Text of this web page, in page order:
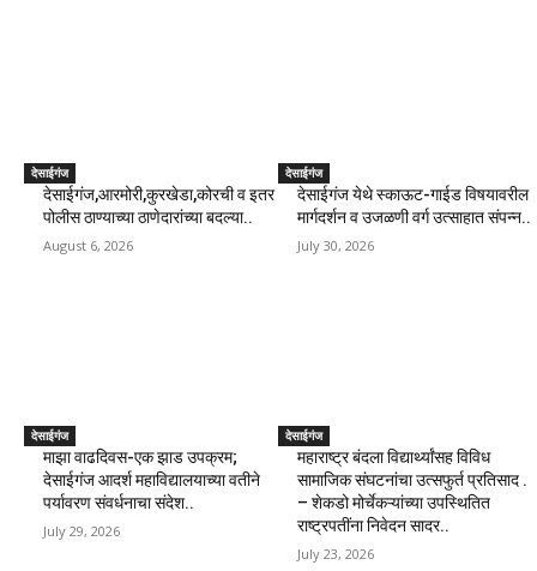
देसाईगंज
देसाईगंज,आरमोरी,कुरखेडा,कोरची व इतर
पोलीस ठाण्याच्या ठाणेदारांच्या बदल्या..
August 6, 2026
देसाईगंज
देसाईगंज येथे स्काऊट-गाईड विषयावरील
मार्गदर्शन व उजळणी वर्ग उत्साहात संपन्न..
July 30, 2026
देसाईगंज
माझा वाढदिवस-एक झाड उपक्रम;
देसाईगंज आदर्श महाविद्यालयाच्या वतीने
पर्यावरण संवर्धनाचा संदेश..
July 29, 2026
देसाईगंज
महाराष्ट्र बंदला विद्यार्थ्यांसह विविध
सामाजिक संघटनांचा उत्सफुर्त प्रतिसाद .
– शेकडो मोर्चेकऱ्यांच्या उपस्थितित
राष्ट्रपतींना निवेदन सादर..
July 23, 2026